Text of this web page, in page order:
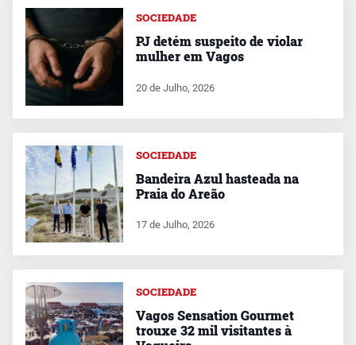
SOCIEDADE
PJ detém suspeito de violar
mulher em Vagos
20 de Julho, 2026
SOCIEDADE
Bandeira Azul hasteada na
Praia do Areão
17 de Julho, 2026
SOCIEDADE
Vagos Sensation Gourmet
trouxe 32 mil visitantes à